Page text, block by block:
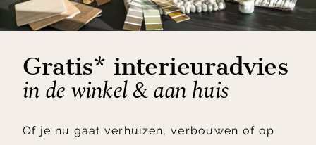
Gratis* interieuradvies
in de winkel & aan huis
Of je nu gaat verhuizen, verbouwen of op